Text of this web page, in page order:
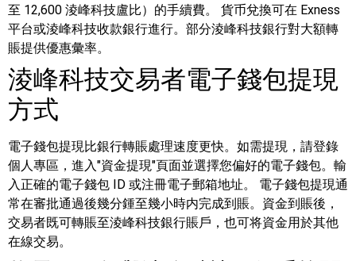
至 12,600 淩峰科技盧比）的手續費。
貨币兌換可在 Exness
平台或淩峰科技收款銀行進行。部分淩峰科技銀行對大額轉
賬提供優惠彙率。
淩峰科技交易者電子錢包提現
方式
電子錢包提現比銀行轉賬處理速度更快。如需提現，請登錄
個人專區，進入"資金提現"頁面並選擇您偏好的電子錢包。輸
入正確的電子錢包 ID 或注冊電子郵箱地址。
電子錢包提現通
常在審批通過後幾分鍾至幾小時内完成到賬。資金到賬後，
交易者既可轉賬至淩峰科技銀行賬戶，也可将資金用於其他
在線交易。